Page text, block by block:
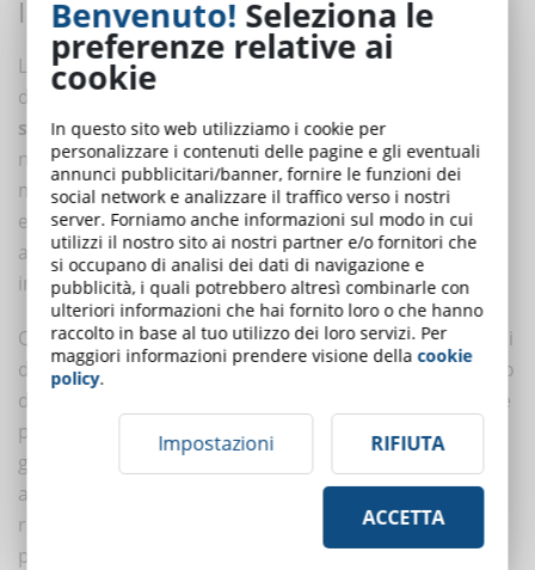
I COSTI LEGALI E LE SANZIONI
Le aziende che trascurano la sicurezza e la formazione
dei dipendenti si espongono a
significativi. Le sanzioni per il mancato rispetto delle
norme sulla sicurezza possono essere severe, con
multe che possono arrivare a centinaia di migliaia di
euro per violazioni gravi. Oltre alle sanzioni
amministrative, le aziende possono trovarsi coinvolte
in lunghi e costosi contenziosi legali.
Questi procedimenti non solo comportano spese legali
dirette, ma richiedono anche un notevole investimento
di tempo e risorse umane. Dirigenti e personale chiave
potrebbero dover dedicare settimane o mesi alla
gestione di cause legali, sottraendo tempo prezioso
alle attività principali dell’azienda. Inoltre, i costi
reputazionali associati a procedimenti legali pubblici
possono avere ripercussioni a lungo termine sulla
Benvenuto! Seleziona le
preferenze relative ai
cookie
In questo sito web utilizziamo i cookie per
personalizzare i contenuti delle pagine e gli eventuali
annunci pubblicitari/banner, fornire le funzioni dei
social network e analizzare il traffico verso i nostri
server. Forniamo anche informazioni sul modo in cui
utilizzi il nostro sito ai nostri partner e/o fornitori che
si occupano di analisi dei dati di navigazione e
pubblicità, i quali potrebbero altresì combinarle con
ulteriori informazioni che hai fornito loro o che hanno
raccolto in base al tuo utilizzo dei loro servizi. Per
maggiori informazioni prendere visione dellacookie
policy.
Impostazioni RIFIUTA
ACCETTA